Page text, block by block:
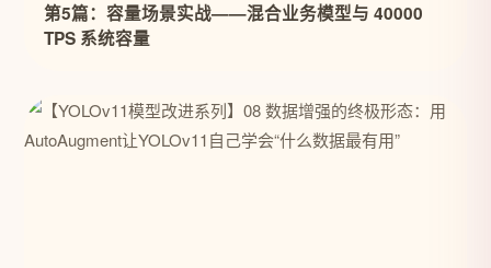
第5篇：容量场景实战——混合业务模型与 40000
TPS 系统容量